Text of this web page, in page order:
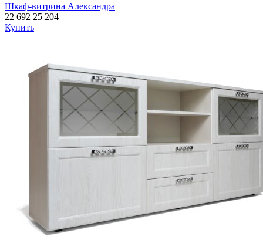
Шкаф-витрина Александра
22 692 25 204
Купить